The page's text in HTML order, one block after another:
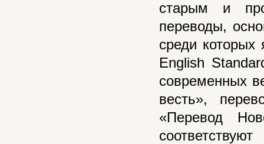
старым и
переводы,
среди которых
English
современных
весть»,
«Перевод